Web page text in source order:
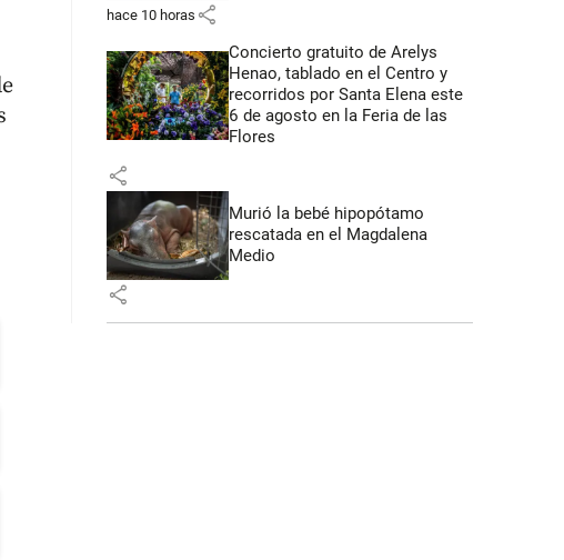
hace 10 horas share
Concierto gratuito de Arelys
Henao, tablado en el Centro y
recorridos por Santa Elena este
6 de agosto en la Feria de las
Flores
share
Murió la bebé hipopótamo
rescatada en el Magdalena
Medio
share